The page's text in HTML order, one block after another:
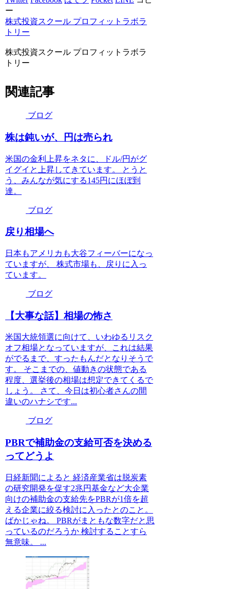
ー
株式投資スクール プロフィットラボラ
トリー
株式投資スクール プロフィットラボラ
トリー
関連記事
ブログ
株は鈍いが、円は売られ
米国の金利上昇をネタに、ドル/円がグ
イグイと上昇してきています。 とうと
う、みんなが気にする145円にほぼ到
達。
ブログ
戻り相場へ
日本もアメリカも大谷フィーバーになっ
ていますが、 株式市場も、戻りに入っ
ています。
ブログ
【大事な話】相場の怖さ
米国大統領選に向けて、いわゆるリスク
オフ相場となっていますが、これは結果
がでるまで、すったもんだとなりそうで
す。 そこまでの、値動きの状態である
程度、選挙後の相場は想定できてくるで
しょう。 さて、今日は初心者さんの間
違いのハナシです...
ブログ
PBRで補助金の支給可否を決める
ってどうよ
日経新聞によると 経済産業省は脱炭素
の研究開発を促す2兆円基金など大企業
向けの補助金の支給先をPBRが1倍を超
える企業に絞る検討に入ったとのこと。
ばかじゃね。 PBRがまともな数字だと思
っているのだろうか 検討することすら
無意味。 ...